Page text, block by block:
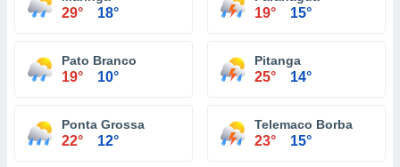
29° 18° 19° 15°
Pato Branco
19° 10°
Pitanga
25° 14°
Ponta Grossa
22° 12°
Telemaco Borba
23° 15°